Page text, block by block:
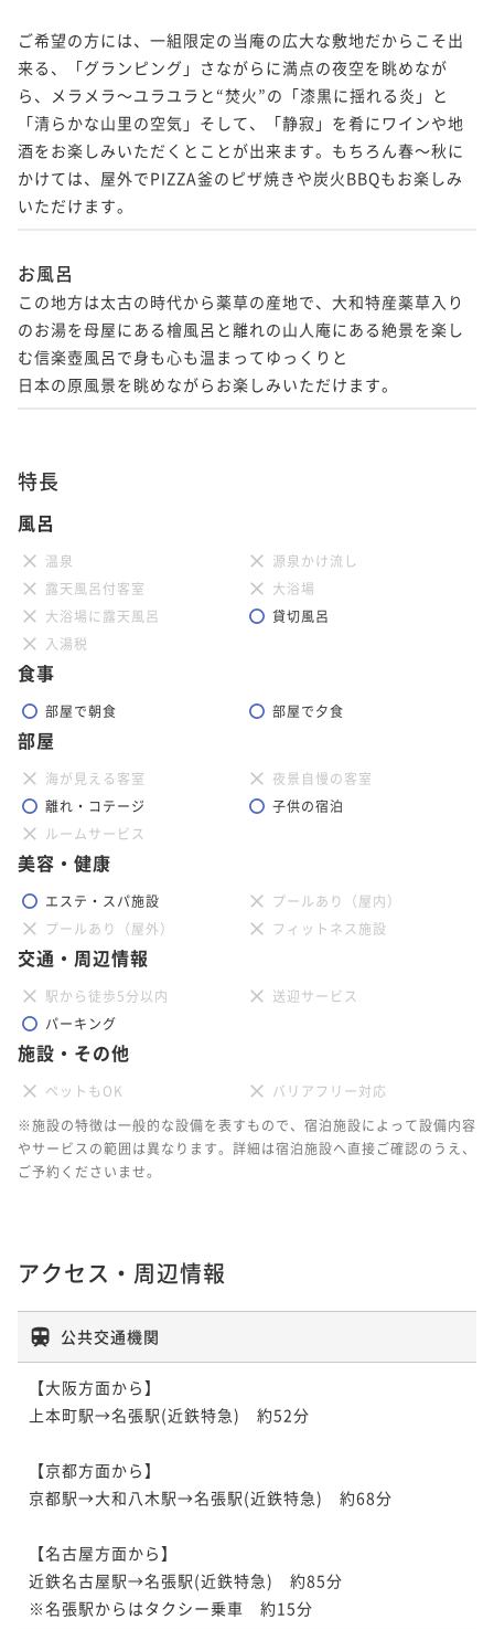
ご希望の方には、一組限定の当庵の広大な敷地だからこそ出
来る、「グランピング」さながらに満点の夜空を眺めなが
ら、メラメラ～ユラユラと“焚火”の「漆黒に揺れる炎」と
「清らかな山里の空気」そして、「静寂」を肴にワインや地
酒をお楽しみいただくとことが出来ます。もちろん春～秋に
かけては、屋外でPIZZA釜のピザ焼きや炭火BBQもお楽しみ
いただけます。
お風呂
この地方は太古の時代から薬草の産地で、大和特産薬草入り
のお湯を母屋にある檜風呂と離れの山人庵にある絶景を楽し
む信楽壺風呂で身も心も温まってゆっくりと
日本の原風景を眺めながらお楽しみいただけます。
特長
風呂
温泉
源泉かけ流し
露天風呂付客室
大浴場
大浴場に露天風呂
貸切風呂
入湯税
食事
部屋で朝食 部屋で夕食
部屋
海が見える客室
夜景自慢の客室
離れ・コテージ
子供の宿泊
ルームサービス
美容・健康
エステ・スパ施設
プールあり（屋内）
プールあり（屋外）
フィットネス施設
交通・周辺情報
駅から徒歩5分以内
送迎サービス
パーキング
施設・その他
ペットもOK
バリアフリー対応
※施設の特徴は一般的な設備を表すもので、宿泊施設によって設備内容
やサービスの範囲は異なります。詳細は宿泊施設へ直接ご確認のうえ、
ご予約くださいませ。
アクセス・周辺情報
公共交通機関
【大阪方面から】
上本町駅→名張駅(近鉄特急)　約52分
【京都方面から】
京都駅→大和八木駅→名張駅(近鉄特急)　約68分
【名古屋方面から】
近鉄名古屋駅→名張駅(近鉄特急)　約85分